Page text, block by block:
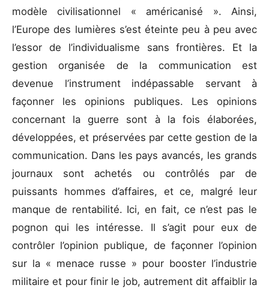
modèle civilisationnel « américanisé ». Ainsi,
l’Europe des lumières s’est éteinte peu à peu avec
l’essor de l’individualisme sans frontières. Et la
gestion organisée de la communication est
devenue l’instrument indépassable servant à
façonner les opinions publiques. Les opinions
concernant la guerre sont à la fois élaborées,
développées, et préservées par cette gestion de la
communication. Dans les pays avancés, les grands
journaux sont achetés ou contrôlés par de
puissants hommes d’affaires, et ce, malgré leur
manque de rentabilité. Ici, en fait, ce n’est pas le
pognon qui les intéresse. Il s’agit pour eux de
contrôler l’opinion publique, de façonner l’opinion
sur la « menace russe » pour booster l’industrie
militaire et pour finir le job, autrement dit affaiblir la